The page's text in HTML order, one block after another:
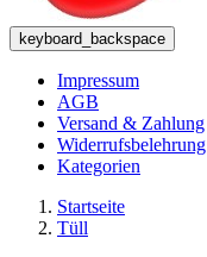
keyboard_backspace
Impressum
AGB
Versand & Zahlung
Widerrufsbelehrung
Kategorien
Startseite
Tüll